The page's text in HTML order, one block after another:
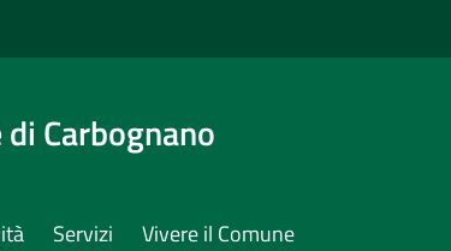
Carbognano
Servizi Vivere il Comune